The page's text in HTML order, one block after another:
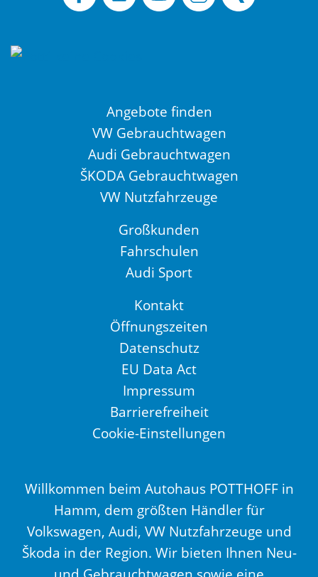
Angebote finden
VW Gebrauchtwagen
Audi Gebrauchtwagen
ŠKODA Gebrauchtwagen
VW Nutzfahrzeuge
Großkunden
Fahrschulen
Audi Sport
Kontakt
Öffnungszeiten
Datenschutz
EU Data Act
Impressum
Barrierefreiheit
Cookie-Einstellungen
Willkommen beim Autohaus POTTHOFF in
Hamm, dem größten Händler für
Volkswagen, Audi, VW Nutzfahrzeuge und
Škoda in der Region. Wir bieten Ihnen Neu-